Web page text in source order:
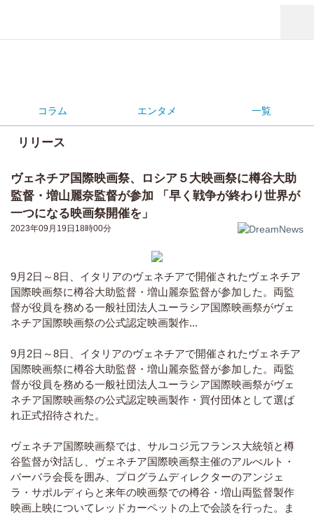
コラム エンタメ 一覧
リリース
ヴェネチア国際映画祭、ロシア５大映画祭に樽谷大助
監督・増山麗奈監督が参加 「早く戦争が終わり世界が
一つになる映画祭開催を」
2023年09月19日18時00分
9月2日～8日、イタリアのヴェネチアで開催されたヴェネチア
国際映画祭に樽谷大助監督・増山麗奈監督が参加した。両監
督が役員を務める一般社団法人ユーラシア国際映画祭がヴェ
ネチア国際映画祭の公式認定映画製作...
9月2日～8日、イタリアのヴェネチアで開催されたヴェネチア
国際映画祭に樽谷大助監督・増山麗奈監督が参加した。両監
督が役員を務める一般社団法人ユーラシア国際映画祭がヴェ
ネチア国際映画祭の公式認定映画製作・買付団体として選ば
れ正式招待された。
ヴェネチア国際映画祭では、サルコジ元フランス大統領と樽
谷監督が対話し、ヴェネチア国際映画祭主催のアルべルト・
バーバラ会長を囲み、プログラムディレクターのアンジェ
ラ・サポルディらと来年の映画祭での樽谷・増山両監督製作
映画上映についてレッドカーペットの上で会談を行った。ま